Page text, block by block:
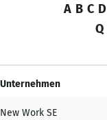
A B C D
Q
Unternehmen
New Work SE